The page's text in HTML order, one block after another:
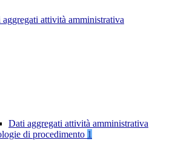
aggregati attività amministrativa
Dati aggregati attività amministrativa
di procedimento 1